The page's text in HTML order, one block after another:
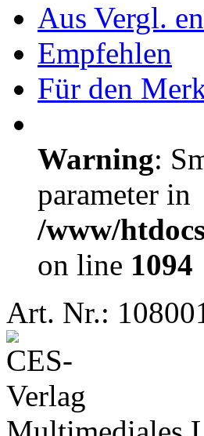
Aus Vergl.
Empfehlen
Für den
Warning:
parameter in
/www/
on line 1094
Art. Nr.: